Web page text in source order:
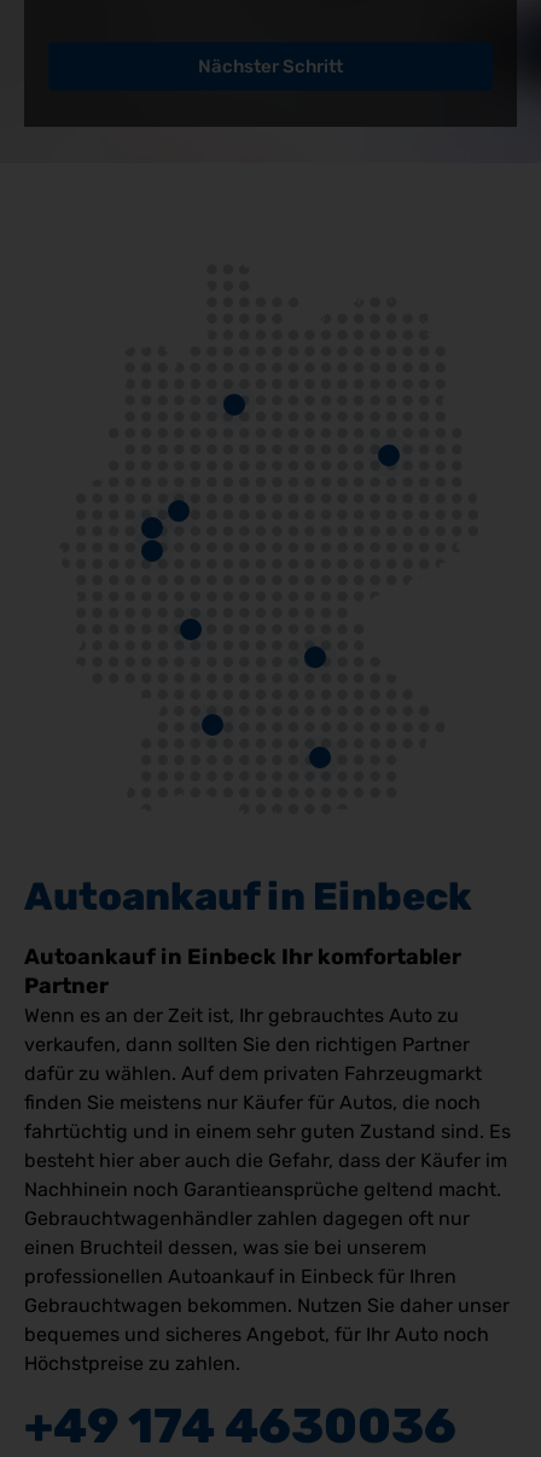
Nächster Schritt
Autoankauf in Einbeck
Autoankauf in Einbeck Ihr komfortabler
Partner
Wenn es an der Zeit ist, Ihr gebrauchtes Auto zu
verkaufen, dann sollten Sie den richtigen Partner
dafür zu wählen. Auf dem privaten Fahrzeugmarkt
finden Sie meistens nur Käufer für Autos, die noch
fahrtüchtig und in einem sehr guten Zustand sind. Es
besteht hier aber auch die Gefahr, dass der Käufer im
Nachhinein noch Garantieansprüche geltend macht.
Gebrauchtwagenhändler zahlen dagegen oft nur
einen Bruchteil dessen, was sie bei unserem
professionellen Autoankauf in Einbeck für Ihren
Gebrauchtwagen bekommen. Nutzen Sie daher unser
bequemes und sicheres Angebot, für Ihr Auto noch
Höchstpreise zu zahlen.
+49 174 4630036